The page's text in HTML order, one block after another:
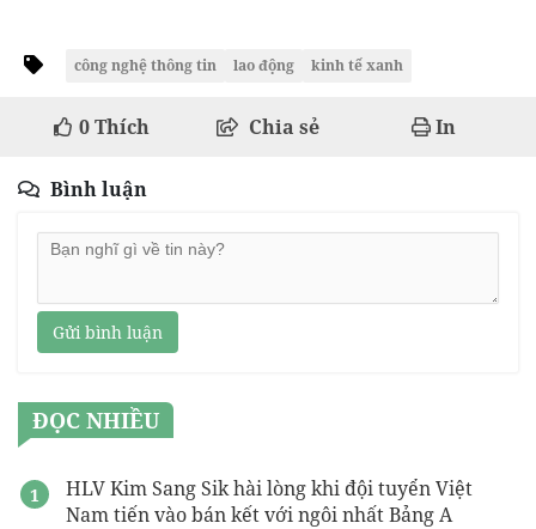
công nghệ thông tin lao động kinh tế xanh
0Thích Chia sẻ In
Bình luận
Gửi bình luận
ĐỌC NHIỀU
HLV Kim Sang Sik hài lòng khi đội tuyển Việt
Nam tiến vào bán kết với ngôi nhất Bảng A